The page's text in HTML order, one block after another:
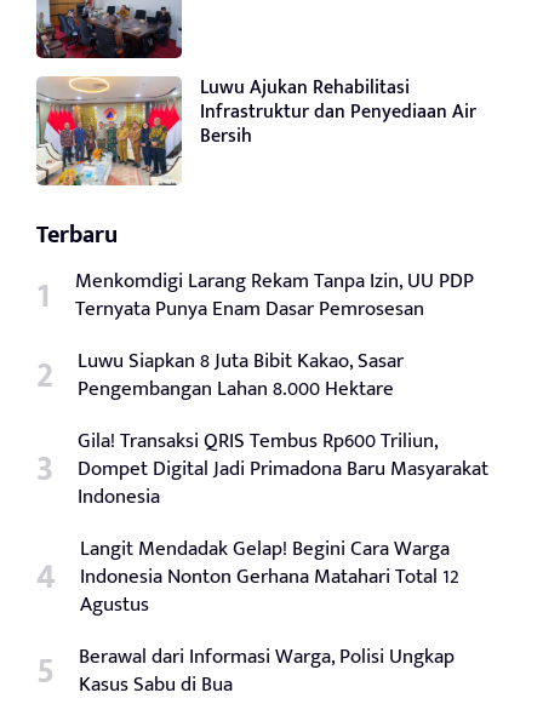
Luwu Ajukan Rehabilitasi
Infrastruktur dan Penyediaan Air
Bersih
Terbaru
Menkomdigi Larang Rekam Tanpa Izin, UU PDP
Ternyata Punya Enam Dasar Pemrosesan
Luwu Siapkan 8 Juta Bibit Kakao, Sasar
Pengembangan Lahan 8.000 Hektare
Gila! Transaksi QRIS Tembus Rp600 Triliun,
Dompet Digital Jadi Primadona Baru Masyarakat
Indonesia
Langit Mendadak Gelap! Begini Cara Warga
Indonesia Nonton Gerhana Matahari Total 12
Agustus
Berawal dari Informasi Warga, Polisi Ungkap
Kasus Sabu di Bua